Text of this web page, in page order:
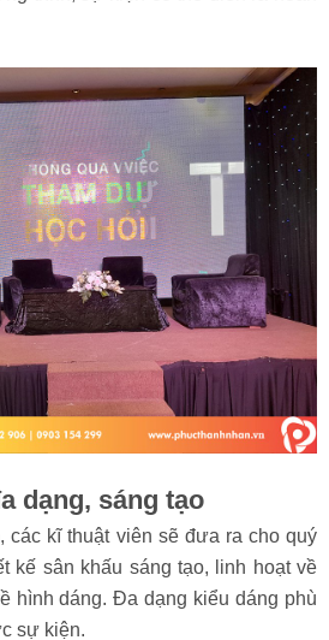
trong nhà hay ngoài trời chúng
ra sai sót. Đồng thời, dịch vụ cho
tối đa thời gian ở trong khâu lên
sân khấu. Từ đó, chúng tôi có thể
thời gian để làm các công việc khác
trình, sự kiện có thể diễn ra hoàn